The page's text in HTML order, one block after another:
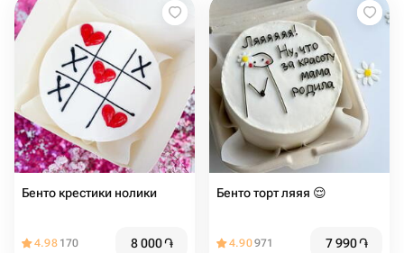
Бенто крестики нолики
4.98 170 8 000֏
Бенто торт ляяя 😌
4.90971 7 990֏